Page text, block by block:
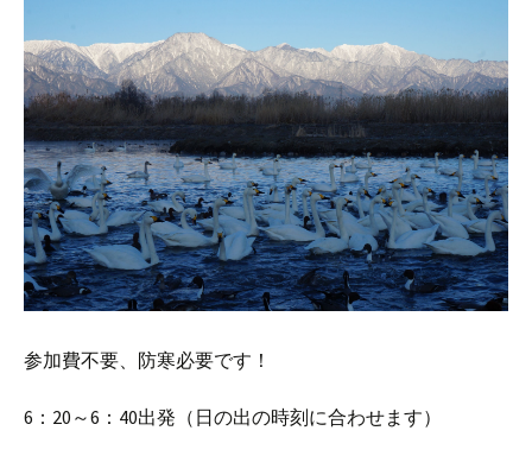
参加費不要、防寒必要です！
6：20～6：40出発（日の出の時刻に合わせます）